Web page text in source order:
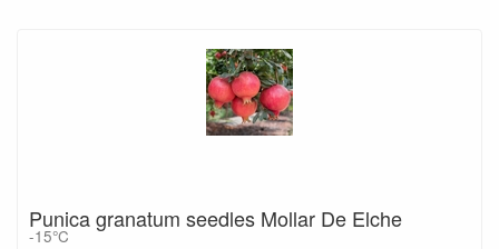
Punica granatum seedles Mollar De Elche
-15°C